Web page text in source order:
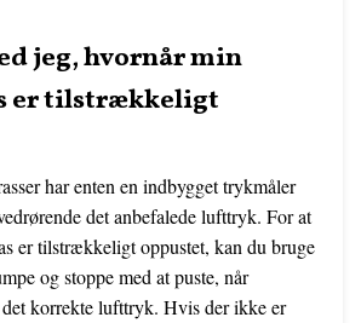
jeg, hvornår min
er tilstrækkeligt
har enten en indbygget trykmåler
det anbefalede lufttryk. For at
er tilstrækkeligt oppustet, kan du bruge
og stoppe med at puste, når
korrekte lufttryk. Hvis der ikke er